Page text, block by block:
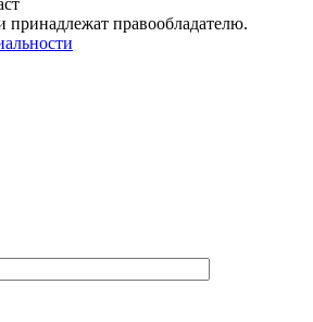
правообладателю.